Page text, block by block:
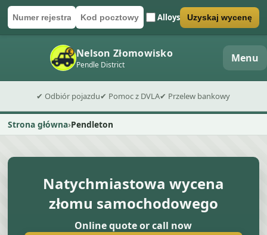
Numer rejestracyjny
Kod pocztowyAlloys
Wyślij formularz wyceny Uzyskaj wycenę
Nelson Złomowisko
Pendle District Menu
✔ Odbiór pojazdu✔ Pomoc z DVLA✔ Przelew bankowy
Strona główna Pendleton
Natychmiastowa wycena
złomu samochodowego
Online quote or call now